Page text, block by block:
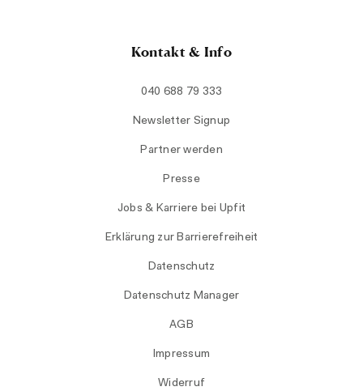
Kontakt & Info
040 688 79 333
Newsletter Signup
Partner werden
Presse
Jobs & Karriere bei Upfit
Erklärung zur Barrierefreiheit
Datenschutz
Datenschutz Manager
AGB
Impressum
Widerruf